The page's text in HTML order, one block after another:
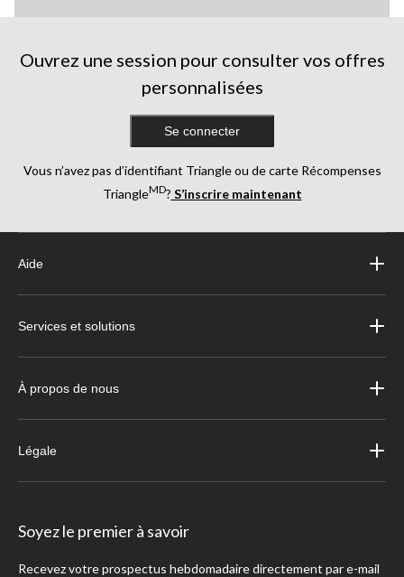
Ouvrez une session pour consulter vos offres
personnalisées
Se connecter
Vous n’avez pas d’identifiant Triangle ou de carte Récompenses
TriangleMD? S’inscrire maintenant
Aide
Services et solutions
À propos de nous
Légale
Soyez le premier à savoir
Recevez votre prospectus hebdomadaire directement par e-mail